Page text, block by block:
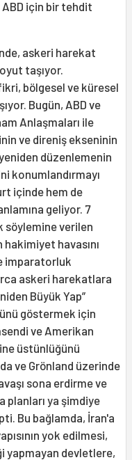
ABD için bir tehdit
askeri harekat
taşıyor.
bölgesel ve küresel
Bugün, ABD ve
Anlaşmaları ile
ve direniş ekseninin
düzenlemenin
konumlandırmayı
içinde hem de
geliyor. 7
söylemine verilen
hakimiyet havasını
imparatorluk
askeri harekatlara
Büyük Yap”
göstermek için
ve Amerikan
üstünlüğünü
ve Grönland üzerinde
sona erdirme ve
planları ya şimdiye
Bu bağlamda, İran'a
yok edilmesi,
yapmayan devletlere,